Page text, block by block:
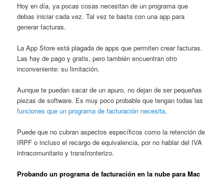
Hoy en día, ya pocas cosas necesitan de un programa que
debas iniciar cada vez. Tal vez te basta con una app para
generar facturas.
La App Store está plagada de apps que permiten crear facturas.
Las hay de pago y gratis, pero también encuentran otro
inconveniente: su limitación.
Aunque te puedan sacar de un apuro, no dejan de ser pequeñas
piezas de software. Es muy poco probable que tengan todas las
funciones que un programa de facturación necesita.
Puede que no cubran aspectos específicos como la retención de
IRPF o incluso el recargo de equivalencia, por no hablar del IVA
intracomunitario y transfronterizo.
Probando un programa de facturación en la nube para Mac